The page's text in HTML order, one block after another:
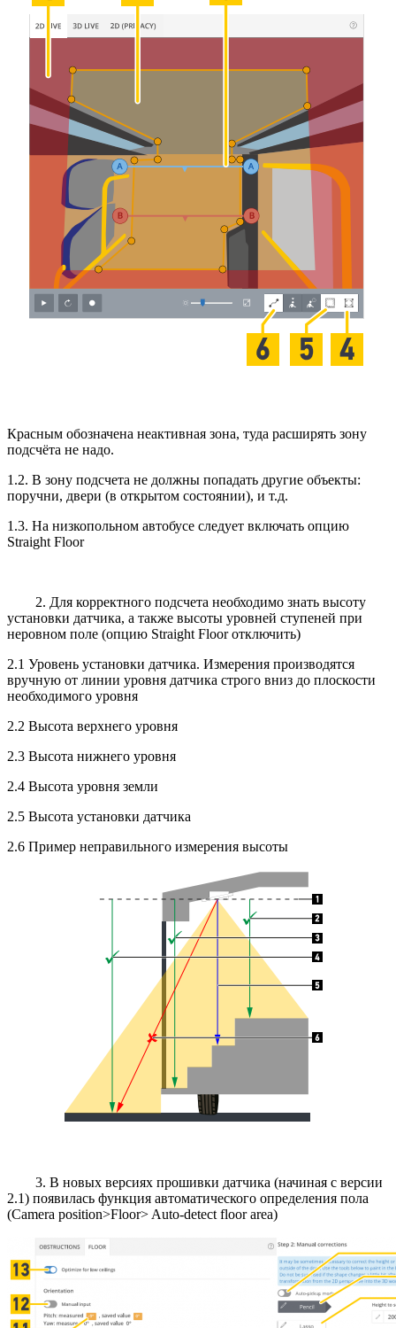
Красным обозначена неактивная зона, туда расширять зону
подсчёта не надо.
1.2. В зону подсчета не должны попадать другие объекты:
поручни, двери (в открытом состоянии), и т.д.
1.3. На низкопольном автобусе следует включать опцию
Straight Floor
2. Для корректного подсчета необходимо знать высоту
установки датчика, а также высоты уровней ступеней при
неровном поле (опцию Straight Floor отключить)
2.1 Уровень установки датчика. Измерения производятся
вручную от линии уровня датчика строго вниз до плоскости
необходимого уровня
2.2 Высота верхнего уровня
2.3 Высота нижнего уровня
2.4 Высота уровня земли
2.5 Высота установки датчика
2.6 Пример неправильного измерения высоты
3. В новых версиях прошивки датчика (начиная с версии
2.1) появилась функция автоматического определения пола
(Camera position>Floor> Auto-detect floor area)